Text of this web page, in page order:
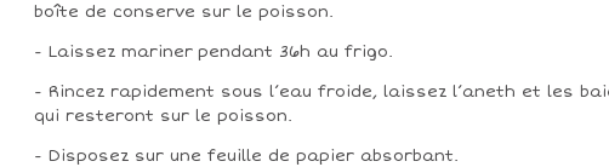
boîte de conserve sur le poisson.
- Laissez mariner pendant 36h au frigo.
- Rincez rapidement sous l’eau froide, laissez l’aneth et les
qui resteront sur le poisson.
- Disposez sur une feuille de papier absorbant.